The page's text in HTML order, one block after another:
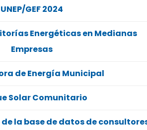
UNEP/GEF 2024
Energéticas en Medianas
Empresas
de Energía Municipal
Solar Comunitario
la base de datos de